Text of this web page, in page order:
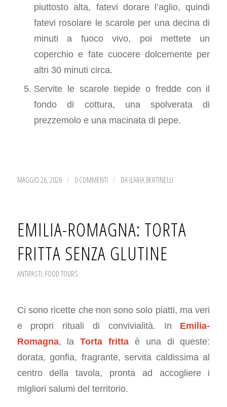
piuttosto alta, fatevi dorare l’aglio, quindi
fatevi rosolare le scarole per una decina di
minuti a fuoco vivo, poi mettete un
coperchio e fate cuocere dolcemente per
altri 30 minuti circa.
Servite le scarole tiepide o fredde con il
fondo di cottura, una spolverata di
prezzemolo e una macinata di pepe.
MAGGIO 26, 2026 / 0 COMMENTI / DA ILARIA BERTINELLI
EMILIA-ROMAGNA: TORTA
FRITTA SENZA GLUTINE
ANTIPASTI, FOOD TOURS
Ci sono ricette che non sono solo piatti, ma veri
e propri rituali di convivialità. In Emilia-
Romagna, laTorta fritta è una di queste:
dorata, gonfia, fragrante, servita caldissima al
centro della tavola, pronta ad accogliere i
migliori salumi del territorio.